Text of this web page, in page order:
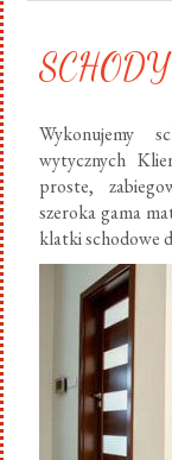
SCHODY
Wykonujemy
wytycznych
proste,
szeroka gama
klatki schodowe